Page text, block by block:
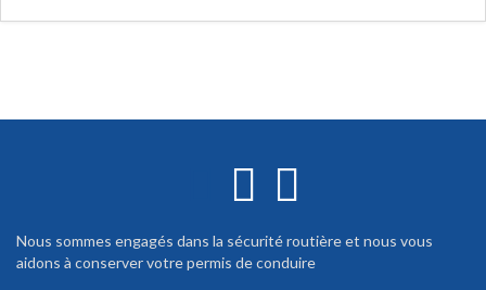
Nous sommes engagés dans la sécurité routière et nous vous
aidons à conserver votre permis de conduire